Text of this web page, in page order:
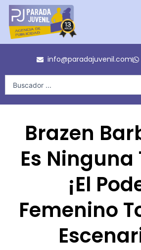
contenido
info@paradajuvenil.com
Brazen
Es Ninguna
¡El
Femenino